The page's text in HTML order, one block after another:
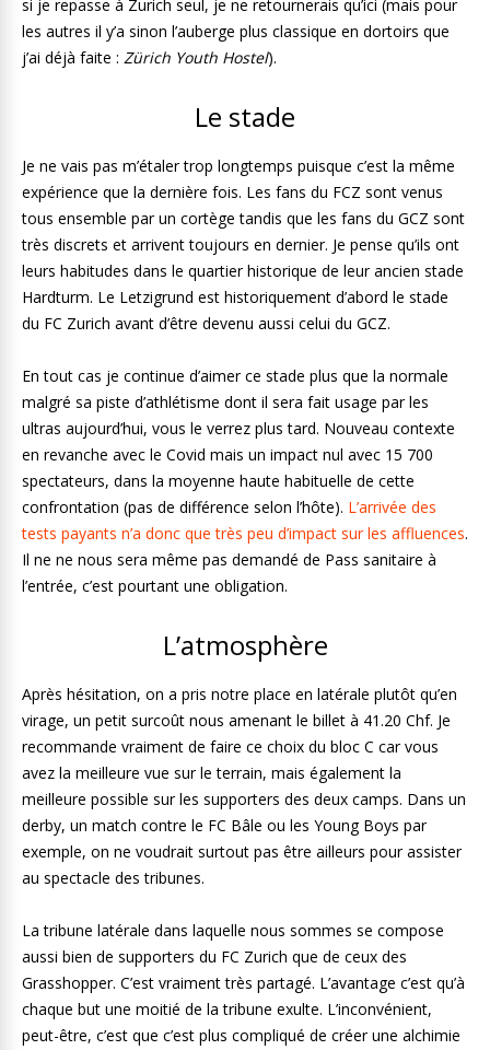
si je repasse à Zurich seul, je ne retournerais qu’ici (mais pour
les autres il y’a sinon l’auberge plus classique en dortoirs que
j’ai déjà faite : Zürich Youth Hostel).
Le stade
Je ne vais pas m’étaler trop longtemps puisque c’est la même
expérience que la dernière fois. Les fans du FCZ sont venus
tous ensemble par un cortège tandis que les fans du GCZ sont
très discrets et arrivent toujours en dernier. Je pense qu’ils ont
leurs habitudes dans le quartier historique de leur ancien stade
Hardturm. Le Letzigrund est historiquement d’abord le stade
du FC Zurich avant d’être devenu aussi celui du GCZ.
En tout cas je continue d’aimer ce stade plus que la normale
malgré sa piste d’athlétisme dont il sera fait usage par les
ultras aujourd’hui, vous le verrez plus tard. Nouveau contexte
en revanche avec le Covid mais un impact nul avec 15 700
spectateurs, dans la moyenne haute habituelle de cette
confrontation (pas de différence selon l’hôte). L’arrivée des
tests payants n’a donc que très peu d’impact sur les affluences.
Il ne ne nous sera même pas demandé de Pass sanitaire à
l’entrée, c’est pourtant une obligation.
L’atmosphère
Après hésitation, on a pris notre place en latérale plutôt qu’en
virage, un petit surcoût nous amenant le billet à 41.20 Chf. Je
recommande vraiment de faire ce choix du bloc C car vous
avez la meilleure vue sur le terrain, mais également la
meilleure possible sur les supporters des deux camps. Dans un
derby, un match contre le FC Bâle ou les Young Boys par
exemple, on ne voudrait surtout pas être ailleurs pour assister
au spectacle des tribunes.
La tribune latérale dans laquelle nous sommes se compose
aussi bien de supporters du FC Zurich que de ceux des
Grasshopper. C’est vraiment très partagé. L’avantage c’est qu’à
chaque but une moitié de la tribune exulte. L’inconvénient,
peut-être, c’est que c’est plus compliqué de créer une alchimie